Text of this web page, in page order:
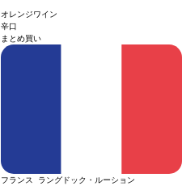
オレンジワイン
辛口
まとめ買い
フランス ラングドック・ルーション